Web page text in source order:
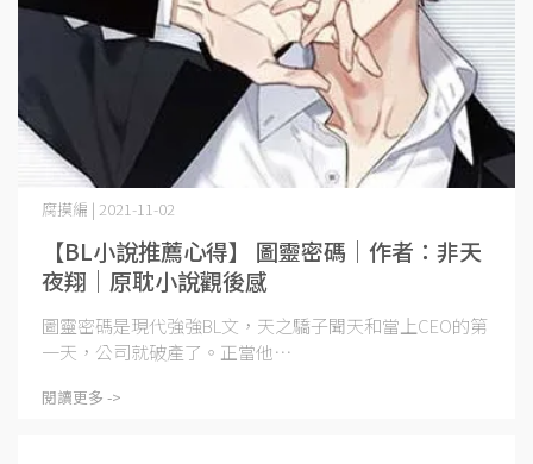
【BL小說推薦心得】 圖靈密碼｜作者：非天
夜翔｜原耽小說觀後感
腐摸編 | 2021-11-02
圖靈密碼是現代強強BL文，天之驕子聞天和當上CEO的第
一天，公司就破產了。正當他⋯
閱讀更多 ->